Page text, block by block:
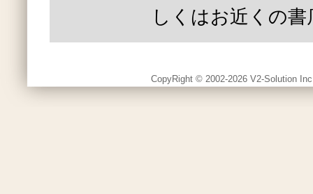
しくはお近くの書
CopyRight © 2002-2026 V2-Solution